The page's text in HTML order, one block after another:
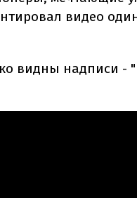
видео
видны надписи -